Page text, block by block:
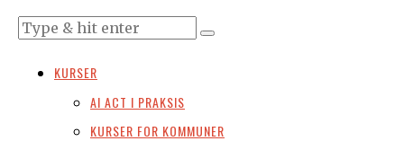
KURSER
AI ACT I PRAKSIS
KURSER FOR KOMMUNER